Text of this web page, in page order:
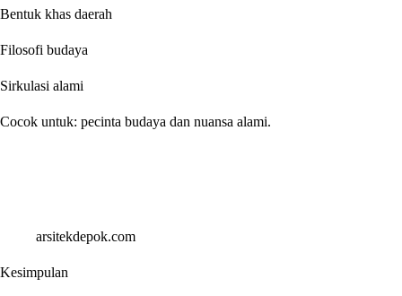
Bentuk khas daerah
Filosofi budaya
Sirkulasi alami
Cocok untuk: pecinta budaya dan nuansa alami.
arsitekdepok.com
Kesimpulan